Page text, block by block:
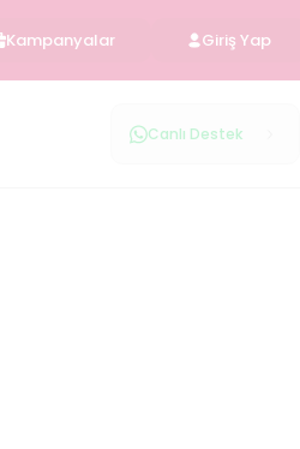
Kampanyalar Giriş Yap
Canlı Destek